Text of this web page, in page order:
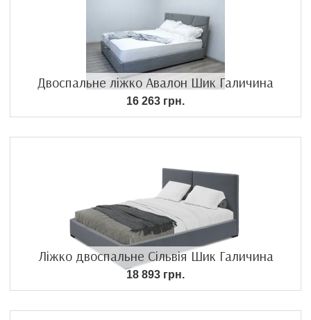
Двоспальне ліжко Авалон Шик Галичина
16 263 грн.
Ліжко двоспальне Сільвія Шик Галичина
18 893 грн.